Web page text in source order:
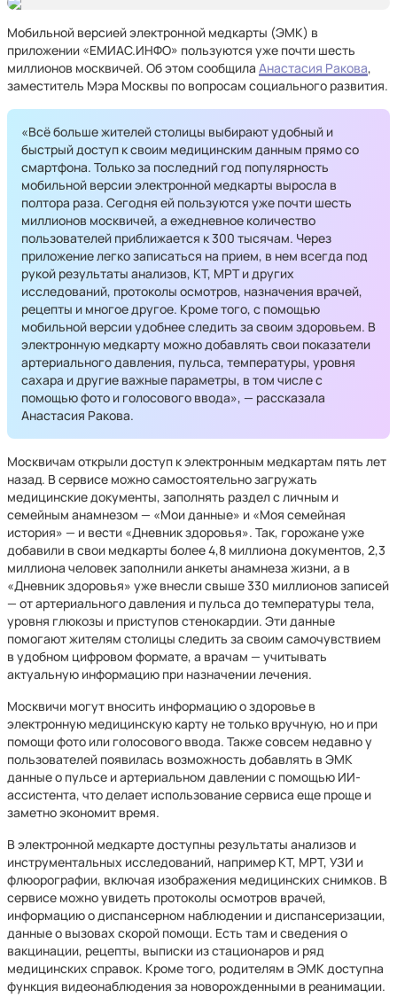
Мобильной версией электронной медкарты (ЭМК) в
приложении «ЕМИАС.ИНФО» пользуются уже почти шесть
миллионов москвичей. Об этом сообщила Анастасия Ракова,
заместитель Мэра Москвы по вопросам социального развития.
«Всё больше жителей столицы выбирают удобный и
быстрый доступ к своим медицинским данным прямо со
смартфона. Только за последний год популярность
мобильной версии электронной медкарты выросла в
полтора раза. Сегодня ей пользуются уже почти шесть
миллионов москвичей, а ежедневное количество
пользователей приближается к 300 тысячам. Через
приложение легко записаться на прием, в нем всегда под
рукой результаты анализов, КТ, МРТ и других
исследований, протоколы осмотров, назначения врачей,
рецепты и многое другое. Кроме того, с помощью
мобильной версии удобнее следить за своим здоровьем. В
электронную медкарту можно добавлять свои показатели
артериального давления, пульса, температуры, уровня
сахара и другие важные параметры, в том числе с
помощью фото и голосового ввода», — рассказала
Анастасия Ракова.
Москвичам открыли доступ к электронным медкартам пять лет
назад. В сервисе можно самостоятельно загружать
медицинские документы, заполнять раздел с личным и
семейным анамнезом — «Мои данные» и «Моя семейная
история» — и вести «Дневник здоровья». Так, горожане уже
добавили в свои медкарты более 4,8 миллиона документов, 2,3
миллиона человек заполнили анкеты анамнеза жизни, а в
«Дневник здоровья» уже внесли свыше 330 миллионов записей
— от артериального давления и пульса до температуры тела,
уровня глюкозы и приступов стенокардии. Эти данные
помогают жителям столицы следить за своим самочувствием
в удобном цифровом формате, а врачам — учитывать
актуальную информацию при назначении лечения.
Москвичи могут вносить информацию о здоровье в
электронную медицинскую карту не только вручную, но и при
помощи фото или голосового ввода. Также совсем недавно у
пользователей появилась возможность добавлять в ЭМК
данные о пульсе и артериальном давлении с помощью ИИ-
ассистента, что делает использование сервиса еще проще и
заметно экономит время.
В электронной медкарте доступны результаты анализов и
инструментальных исследований, например КТ, МРТ, УЗИ и
флюорографии, включая изображения медицинских снимков. В
сервисе можно увидеть протоколы осмотров врачей,
информацию о диспансерном наблюдении и диспансеризации,
данные о вызовах скорой помощи. Есть там и сведения о
вакцинации, рецепты, выписки из стационаров и ряд
медицинских справок. Кроме того, родителям в ЭМК доступна
функция видеонаблюдения за новорожденными в реанимации.